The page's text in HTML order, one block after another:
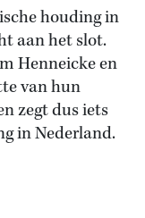
houding in
aan het slot.
Henneicke en
van hun
zegt dus iets
in Nederland.